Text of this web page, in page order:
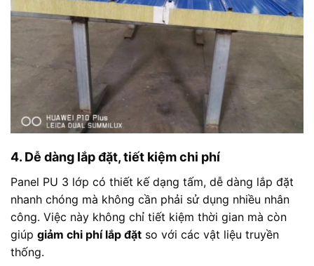
4. Dễ dàng lắp đặt, tiết kiệm chi phí
Panel PU 3 lớp có thiết kế dạng tấm, dễ dàng lắp đặt
nhanh chóng mà không cần phải sử dụng nhiều nhân
công. Việc này không chỉ tiết kiệm thời gian mà còn
giúp giảm chi phí lắp đặt so với các vật liệu truyền
thống.